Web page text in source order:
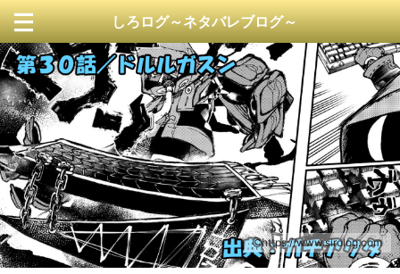
しろログ～ネタバレブログ～
https://www.sirolog.com